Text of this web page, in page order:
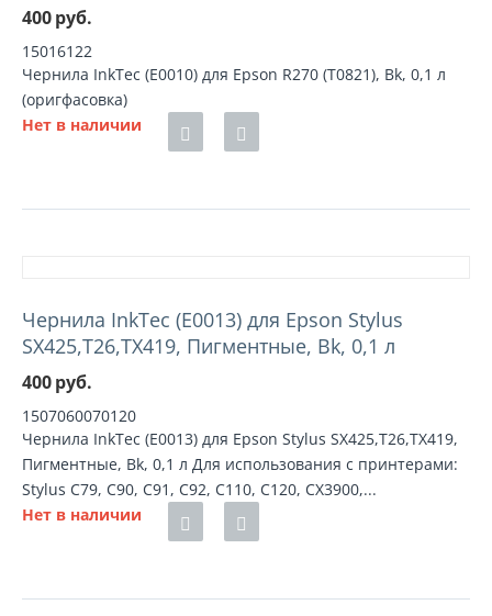
400руб.
15016122
Чернила InkTec (E0010) для Epson R270 (T0821), Bk, 0,1 л
(оригфасовка)
Нет в наличии
Чернила InkTec (E0013) для Epson Stylus
SX425,T26,TX419, Пигментные, Bk, 0,1 л
400руб.
1507060070120
Чернила InkTec (E0013) для Epson Stylus SX425,T26,TX419,
Пигментные, Bk, 0,1 л Для использования с принтерами:
Stylus C79, C90, C91, C92, C110, C120, CX3900,...
Нет в наличии